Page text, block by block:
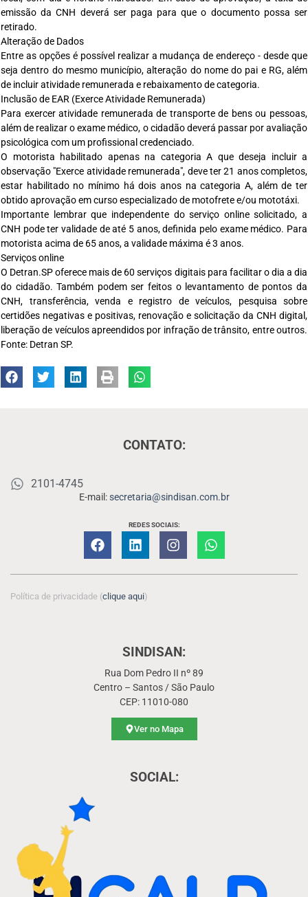
emissão da CNH deverá ser paga para que o documento possa ser
retirado.
Alteração de Dados
Entre as opções é possível realizar a mudança de endereço - desde que
seja dentro do mesmo município, alteração do nome do pai e RG, além
de incluir atividade remunerada e rebaixamento de categoria.
Inclusão de EAR (Exerce Atividade Remunerada)
Para exercer atividade remunerada de transporte de bens ou pessoas,
além de realizar o exame médico, o cidadão deverá passar por avaliação
psicológica com um profissional credenciado.
O motorista habilitado apenas na categoria A que deseja incluir a
observação "Exerce atividade remunerada", deve ter 21 anos completos,
estar habilitado no mínimo há dois anos na categoria A, além de ter
obtido aprovação em curso especializado de motofrete e/ou mototáxi.
Importante lembrar que independente do serviço online solicitado, a
CNH pode ter validade de até 5 anos, definida pelo exame médico. Para
motorista acima de 65 anos, a validade máxima é 3 anos.
Serviços online
O Detran.SP oferece mais de 60 serviços digitais para facilitar o dia a dia
do cidadão. Também podem ser feitos o levantamento de pontos da
CNH, transferência, venda e registro de veículos, pesquisa sobre
certidões negativas e positivas, renovação e solicitação da CNH digital,
liberação de veículos apreendidos por infração de trânsito, entre outros.
Fonte: Detran SP.
CONTATO:
2101-4745
E-mail:secretaria@sindisan.com.br
REDES SOCIAIS:
Política de privacidade (clique aqui)
SINDISAN:
Rua Dom Pedro II nº 89
Centro – Santos / São Paulo
CEP: 11010-080
Ver no Mapa
SOCIAL: